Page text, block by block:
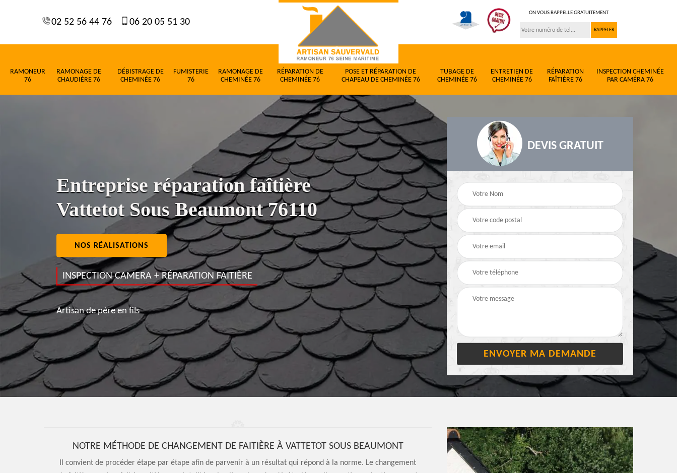
02 52 56 44 76 06 20 05 51 30
ON VOUS RAPPELLE GRATUITEMENT
RAMONEUR
76
RAMONAGE DE
CHAUDIÈRE 76
DÉBISTRAGE DE
CHEMINÉE 76
FUMISTERIE
76
RAMONAGE DE
CHEMINÉE 76
RÉPARATION DE
CHEMINÉE 76
POSE ET RÉPARATION DE
CHAPEAU DE CHEMINÉE 76
TUBAGE DE
CHEMINÉE 76
ENTRETIEN DE
CHEMINÉE 76
RÉPARATION
FAÎTIÈRE 76
INSPECTION CHEMINÉE
PAR CAMÉRA 76
Entreprise réparation faîtière
Vattetot Sous Beaumont 76110
NOS RÉALISATIONS
INSPECTION CAMERA + RÉPARATION FAITIÈRE
Artisan de père en fils
DEVIS GRATUIT
NOTRE MÉTHODE DE CHANGEMENT DE FAITIÈRE À VATTETOT SOUS BEAUMONT
Il convient de procéder étape par étape afin de parvenir à un résultat qui répond à la norme. Le changement